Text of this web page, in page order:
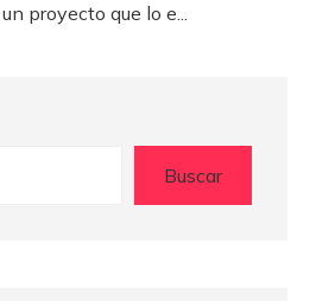
proyecto que lo e...
Buscar